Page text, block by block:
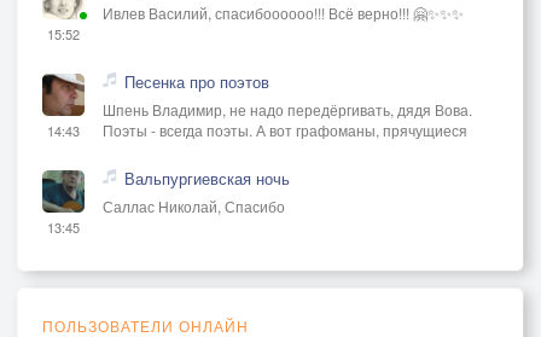
15:52
Ивлев Василий, спасибоооооо!!! Всё верно!!! 🤗✨✨✨
14:43
Песенка про поэтов
Шпень Владимир, не надо передёргивать, дядя Вова.
Поэты - всегда поэты. А вот графоманы, прячущиеся
13:45
Вальпургиевская ночь
Саллас Николай, Спасибо
ПОЛЬЗОВАТЕЛИ ОНЛАЙН